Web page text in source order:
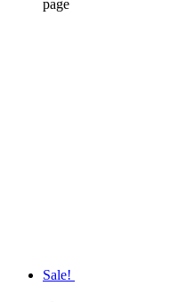
page
Sale!